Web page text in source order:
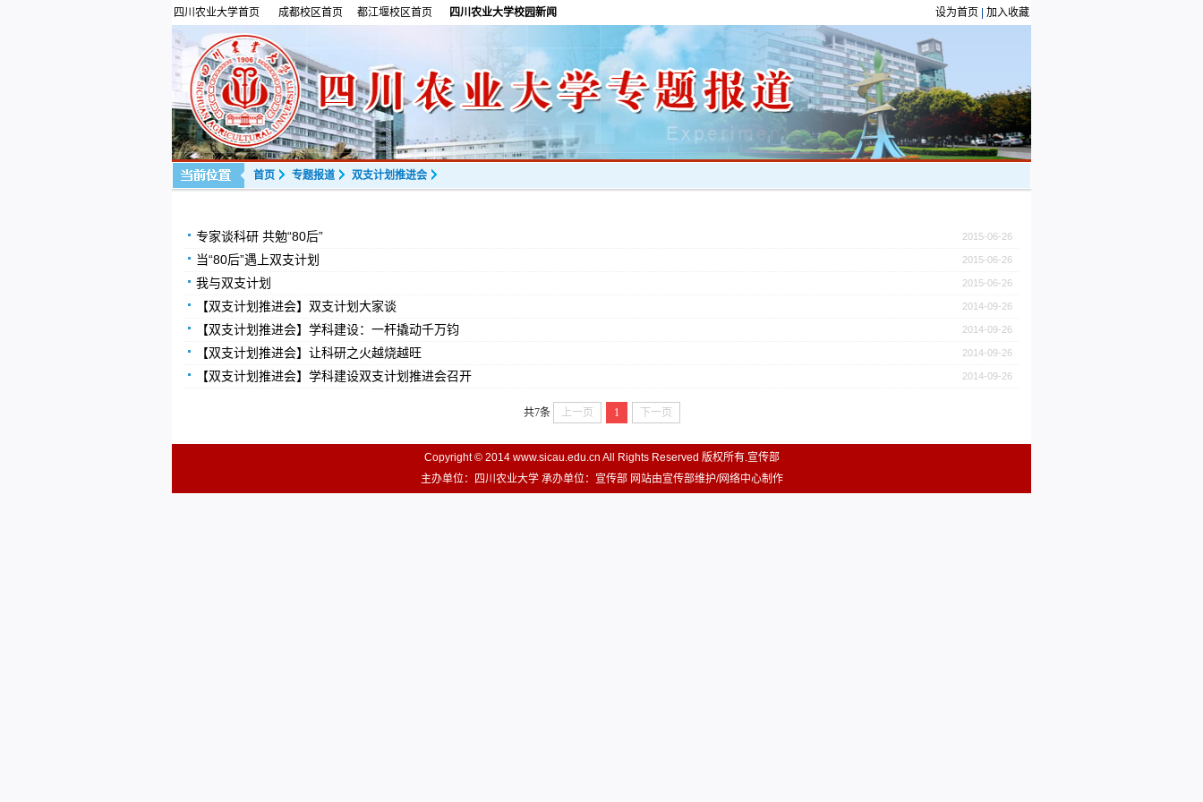
四川农业大学首页 成都校区首页 都江堰校区首页 四川农业大学校园新闻 设为首页 加入收藏
首页 专题报道 双支计划推进会
2015-06-26
专家谈科研 共勉“80后”
2015-06-26
当“80后”遇上双支计划
2015-06-26
我与双支计划
2014-09-26
【双支计划推进会】双支计划大家谈
2014-09-26
【双支计划推进会】学科建设：一杆撬动千万钧
2014-09-26
【双支计划推进会】让科研之火越烧越旺
2014-09-26
【双支计划推进会】学科建设双支计划推进会召开
共7条 上一页 1 下一页
Copyright © 2014 www.sicau.edu.cn All Rights Reserved 版权所有.宣传部
主办单位：四川农业大学 承办单位：宣传部 网站由宣传部维护/网络中心制作